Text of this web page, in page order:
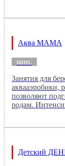
Аква МАМА
мин.
Занятия для
аквааэробики,
позволяют
родам.
Детский